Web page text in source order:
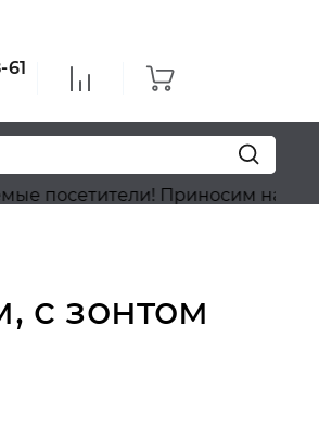
61
Приносим наши
с зонтом